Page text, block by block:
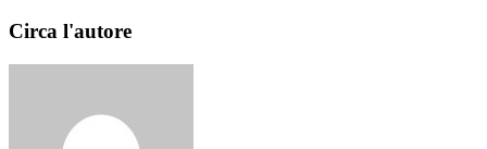
Circa l'autore